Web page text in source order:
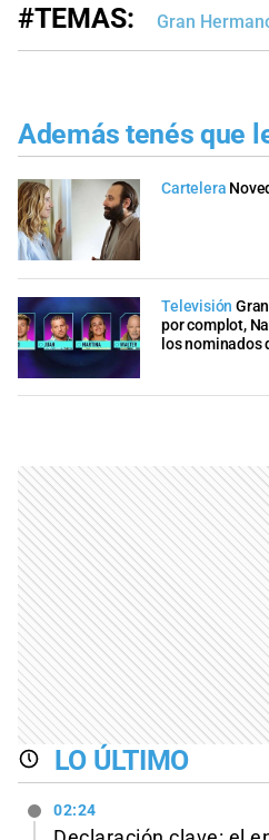
#TEMAS: Gran
Además tenés que
Cartelera
Televisión
por complot,
los nominados
LO ÚLTIMO
02:24